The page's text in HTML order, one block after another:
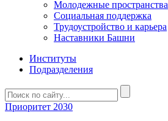
Молодежные пространства
Социальная поддержка
Трудоустройство и карьера
Наставники Башни
Институты
Подразделения
Приоритет 2030